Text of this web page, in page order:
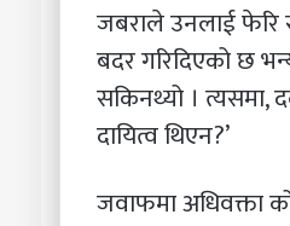
जबराले उनलाई फेरि
बदर गरिदिएको छ
सकिनथ्यो । त्यसमा,
दायित्व थिएन?’
जवाफमा अधिवक्ता